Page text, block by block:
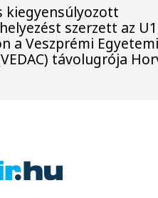
kiegyensúlyozott
szerzett az
a Veszprémi
távolugrója